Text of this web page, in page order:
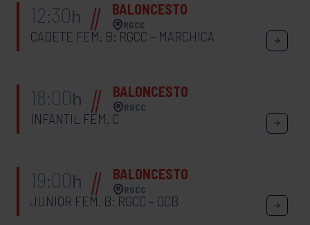
12:30h BALONCESTO
RGCC
CADETE FEM. B: RGCC – MARCHICA
18:00h BALONCESTO
RGCC
INFANTIL FEM. C
19:00h BALONCESTO
RGCC
JUNIOR FEM. B: RGCC – OCB